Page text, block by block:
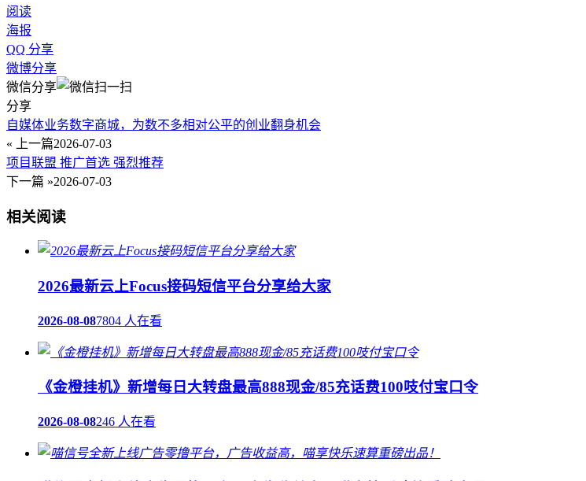
阅读
海报
QQ 分享
微博分享
微信分享
分享
自媒体业务数字商城，为数不多相对公平的创业翻身机会
« 上一篇2026-07-03
项目联盟 推广首选 强烈推荐
下一篇 »2026-07-03
相关阅读
2026最新云上Focus接码短信平台分享给大家
2026-08-087804 人在看
《金橙挂机》新增每日大转盘最高888现金/85充话费100吱付宝口令
2026-08-08246 人在看